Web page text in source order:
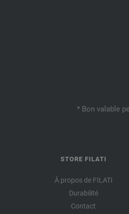
* Bon valable
STORE FILATI
À propos de FILATI
Durabilité
Contact